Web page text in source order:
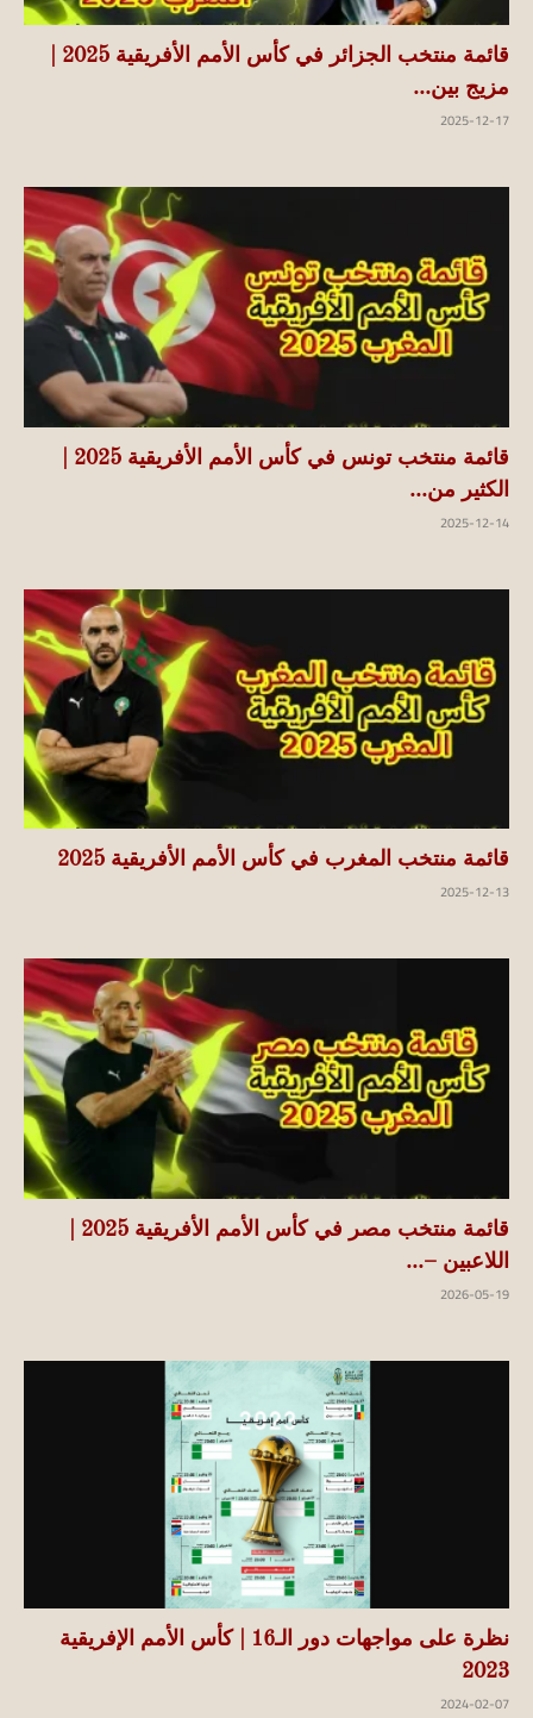
مزيج بين...
2025-12-17
الكثير من...
2025-12-14
قائمة منتخب المغرب في كأس الأمم الأفريقية 2025
2025-12-13
اللاعبين –...
2026-05-19
نظرة على مواجهات دور الـ16 | كأس الأمم الإفريقية
2023
2024-02-07